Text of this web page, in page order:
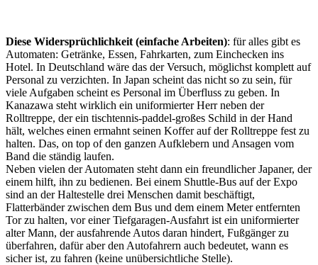
Diese Widersprüchlichkeit (einfache Arbeiten): für alles gibt es
Automaten: Getränke, Essen, Fahrkarten, zum Einchecken ins
Hotel. In Deutschland wäre das der Versuch, möglichst komplett auf
Personal zu verzichten. In Japan scheint das nicht so zu sein, für
viele Aufgaben scheint es Personal im Überfluss zu geben. In
Kanazawa steht wirklich ein uniformierter Herr neben der
Rolltreppe, der ein tischtennis-paddel-großes Schild in der Hand
hält, welches einen ermahnt seinen Koffer auf der Rolltreppe fest zu
halten. Das, on top of den ganzen Aufklebern und Ansagen vom
Band die ständig laufen.
Neben vielen der Automaten steht dann ein freundlicher Japaner, der
einem hilft, ihn zu bedienen. Bei einem Shuttle-Bus auf der Expo
sind an der Haltestelle drei Menschen damit beschäftigt,
Flatterbänder zwischen dem Bus und dem einem Meter entfernten
Tor zu halten, vor einer Tiefgaragen-Ausfahrt ist ein uniformierter
alter Mann, der ausfahrende Autos daran hindert, Fußgänger zu
überfahren, dafür aber den Autofahrern auch bedeutet, wann es
sicher ist, zu fahren (keine unübersichtliche Stelle).